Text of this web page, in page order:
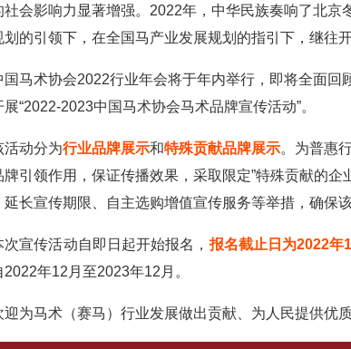
社会影响力显著增强。2022年，中华民族奏响了北
划的引领下，在全国马产业发展规划的指引下，继往
国马术协会2022行业年会将于年内举行，即将全面回
“2022-2023中国马术协会马术品牌宣传活动”。
活动分为行业品牌展示和特殊贡献品牌展示。为普惠
牌引领作用，保证传播效果，采取限定”特殊贡献的
延长宣传期限、自主选购增值宣传服务等举措，确保
次宣传活动自即日起开始报名， 报名截止日为2022年
2022年12月至2023年12月。
迎为马术（赛马）行业发展做出贡献、为人民提供优